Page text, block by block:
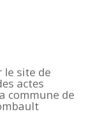
le site de
actes
commune de